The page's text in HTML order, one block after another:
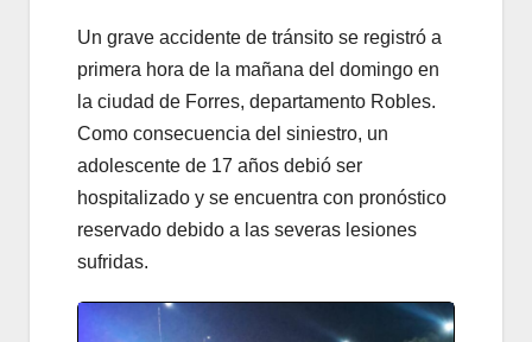
Un grave accidente de tránsito se registró a
primera hora de la mañana del domingo en
la ciudad de Forres, departamento Robles.
Como consecuencia del siniestro, un
adolescente de 17 años debió ser
hospitalizado y se encuentra con pronóstico
reservado debido a las severas lesiones
sufridas.